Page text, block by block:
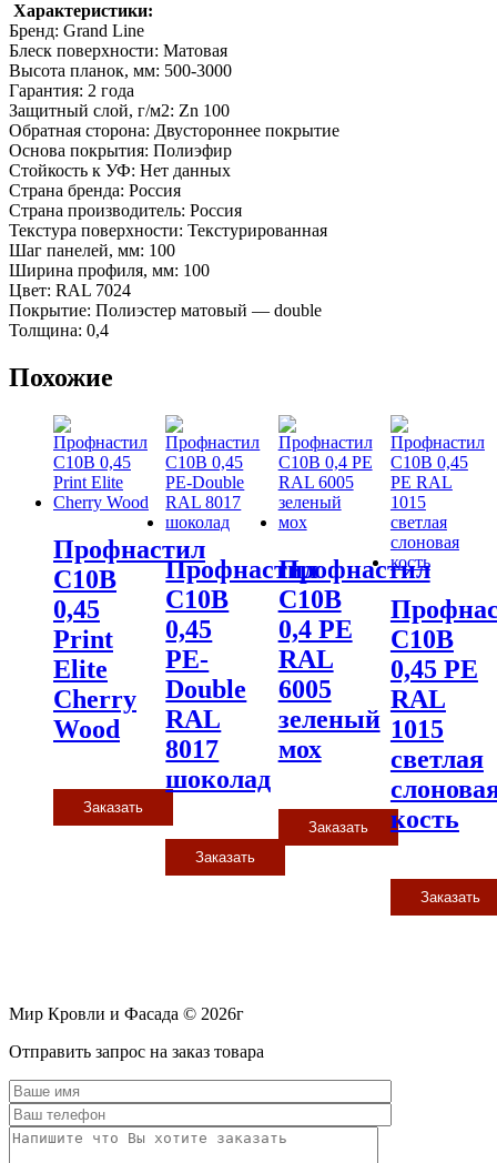
Характеристики:
Бренд: Grand Line
Блеск поверхности: Матовая
Высота планок, мм: 500-3000
Гарантия: 2 года
Защитный слой, г/м2: Zn 100
Обратная сторона: Двустороннее покрытие
Основа покрытия: Полиэфир
Стойкость к УФ: Нет данных
Страна бренда: Россия
Страна производитель: Россия
Текстура поверхности: Текстурированная
Шаг панелей, мм: 100
Ширина профиля, мм: 100
Цвет: RAL 7024
Покрытие: Полиэстер матовый — double
Толщина: 0,4
Похожие
Профнастил
С10В
0,45
Print
Elite
Cherry
Wood
Заказать
Профнастил
С10В
0,45
PE-
Double
RAL
8017
шоколад
Заказать
Профнастил
С10В
0,4 PE
RAL
6005
зеленый
мох
Заказать
С10В
0,45 PE
RAL
1015
светлая
кость
Заказать
Мир Кровли и Фасада © 2026г
Прокрутить
Отправить запрос на заказ товара